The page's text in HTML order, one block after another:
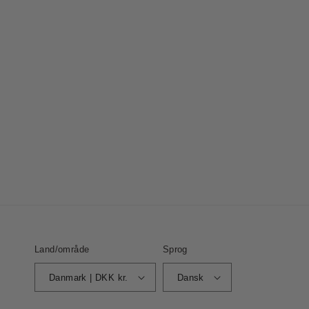
Land/område
Danmark | DKK kr.
Sprog
Dansk